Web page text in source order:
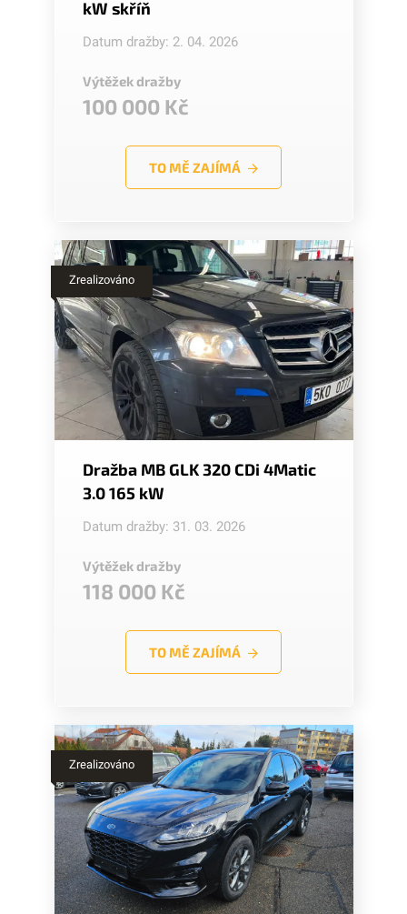
kW skříň
Datum dražby: 2. 04. 2026
Výtěžek dražby
100 000 Kč
TO MĚ ZAJÍMÁ
Zrealizováno
Dražba MB GLK 320 CDi 4Matic
3.0 165 kW
Datum dražby: 31. 03. 2026
Výtěžek dražby
118 000 Kč
TO MĚ ZAJÍMÁ
Zrealizováno